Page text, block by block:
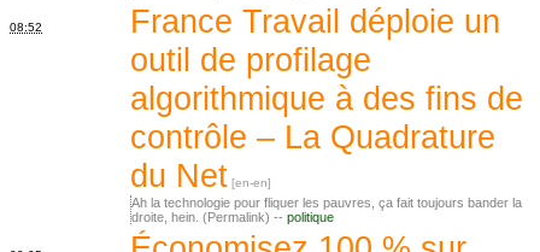
08:52
France Travail déploie un
outil de profilage
algorithmique à des fins de
contrôle – La Quadrature
du Net
Ah la technologie pour fliquer les pauvres, ça fait toujours bander la
droite, hein. (Permalink) -- politique